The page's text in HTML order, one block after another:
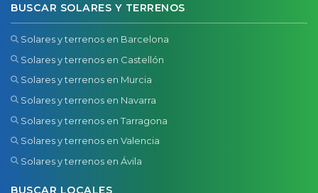
BUSCAR SOLARES Y TERRENOS
Solares y terrenos en Barcelona
Solares y terrenos en Castellón
Solares y terrenos en Murcia
Solares y terrenos en Navarra
Solares y terrenos en Tarragona
Solares y terrenos en Valencia
Solares y terrenos en Ávila
BUSCAR LOCALES